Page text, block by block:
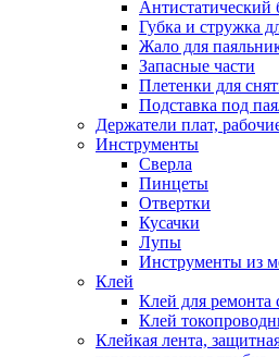
Антистатический
Губка и стружка
Жало для
Запасные части
Плетенки для
Подставка под
Держатели плат,
Инструменты
Сверла
Пинцеты
Отвертки
Кусачки
Лупы
Инструменты из
Клей
Клей для ремонта
Клей
Клейкая лента,